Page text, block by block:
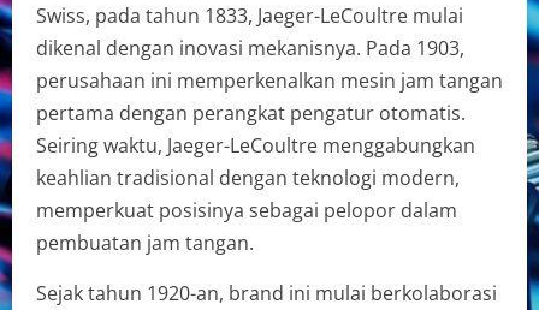
Swiss, pada tahun 1833, Jaeger-LeCoultre mulai
dikenal dengan inovasi mekanisnya. Pada 1903,
perusahaan ini memperkenalkan mesin jam tangan
pertama dengan perangkat pengatur otomatis.
Seiring waktu, Jaeger-LeCoultre menggabungkan
keahlian tradisional dengan teknologi modern,
memperkuat posisinya sebagai pelopor dalam
pembuatan jam tangan.
Sejak tahun 1920-an, brand ini mulai berkolaborasi